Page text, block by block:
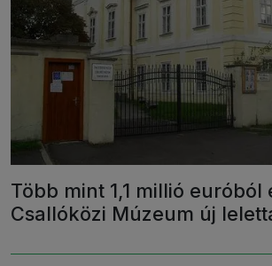
Több mint 1,1 millió euróból
Csallóközi Múzeum új